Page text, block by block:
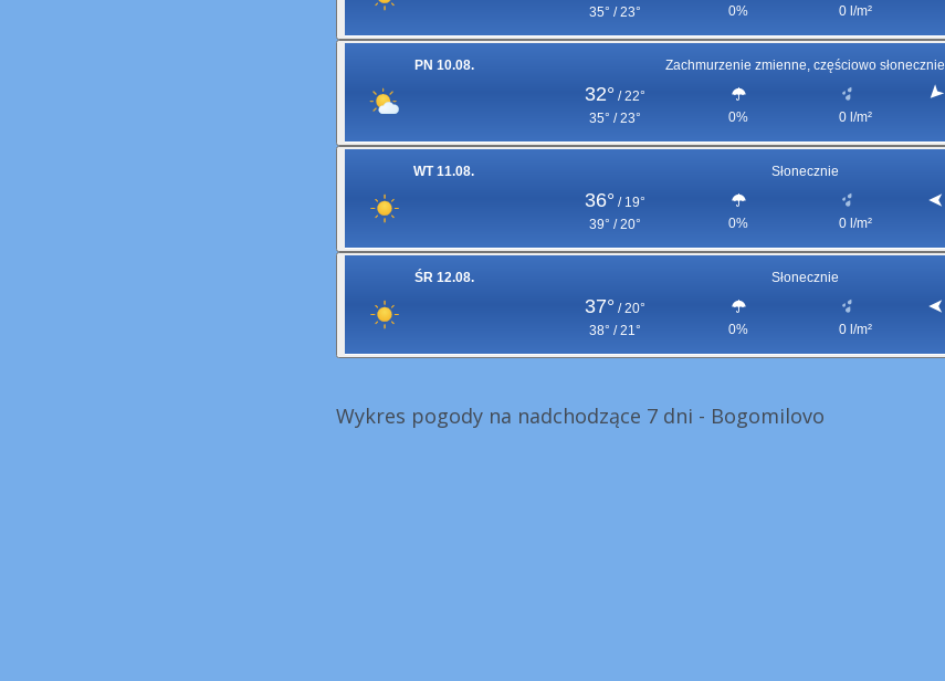
35° / 23°
0% 0 l/m²
PN 10.08. Zachmurzenie zmienne, częściowo słonecznie
32° / 22°
35° / 23°
0% 0 l/m²
WT 11.08. Słonecznie
36° / 19°
39° / 20°
0% 0 l/m²
ŚR 12.08. Słonecznie
37° / 20°
38° / 21°
0% 0 l/m²
Wykres pogody na nadchodzące 7 dni - Bogomilovo